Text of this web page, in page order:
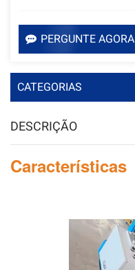
PERGUNTE AGORA
CATEGORIAS
DESCRIÇÃO
Características